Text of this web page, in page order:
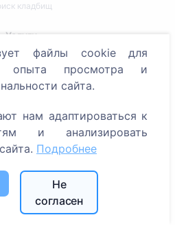
кладбищ
Услуги
Контакты
LV40103618951
371 29144816
info@cemety.lv
по всей стране!
файлы cookie для
опыта просмотра и
сайта.
нам адаптироваться к
и анализировать
Подробнее
Не
согласен